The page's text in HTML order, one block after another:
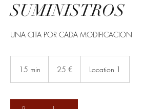
SUMINISTROS
UNA CITA POR CADA MODIFICACION
15 min
m
25 € Location 1